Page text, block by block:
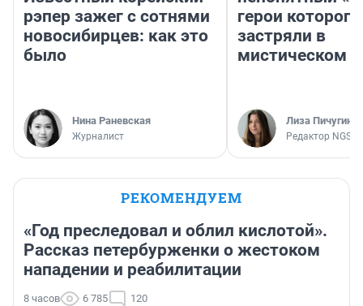
рэпер зажег с сотнями
новосибирцев: как это
было
Нина Раневская
Журналист
герои которого
застряли в
мистическом
Лиза Пичугина
Редактор
РЕКОМЕНДУЕМ
«Год преследовал и облил кислотой».
Рассказ петербурженки о жестоком
нападении и реабилитации
8 часов 6 785 120